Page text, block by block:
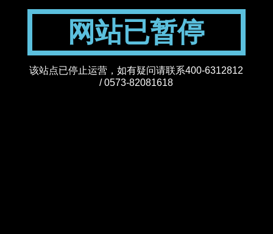
网站已暂停
该站点已停止运营，如有疑问请联系400-6312812
/ 0573-82081618